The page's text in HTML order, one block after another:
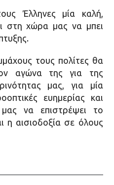
Έλληνες μία καλή,
στη χώρα μας να μπει
τους πολίτες θα
αγώνα της για της
μας, για μία
ευημερίας και
να επιστρέψει το
η αισιοδοξία σε όλους